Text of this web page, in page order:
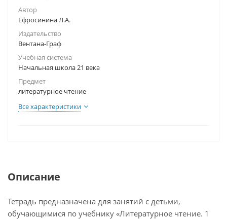
Автор
Ефросинина Л.А.
Издательство
Вентана-Граф
Учебная система
Начальная школа 21 века
Предмет
литературное чтение
Все характеристики
Описание
Тетрадь предназначена для занятий с детьми,
обучающимися по учебнику «Литературное чтение. 1